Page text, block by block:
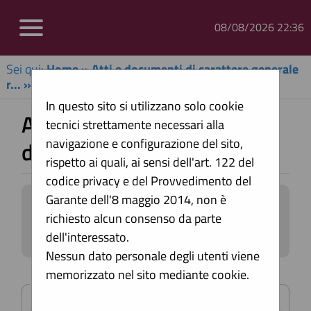
08/08/2026 22:36
Sei qui:Home»Atti e documenti di carattere generale
r... »
In questo sito si utilizzano solo cookie
tecnici strettamente necessari alla
navigazione e configurazione del sito,
rispetto ai quali, ai sensi dell'art. 122 del
codice privacy e del Provvedimento del
Garante dell'8 maggio 2014, non è
richiesto alcun consenso da parte
dell'interessato.
Nessun dato personale degli utenti viene
memorizzato nel sito mediante cookie.
Avvisi, comunicazioni e atti
di carattere generale
All'interno di questa sezione è possibile
consultare avvisi, atti e documenti di
carattere generale riferiti a tutte le
procedure, quali ad esempio la
documentazione sull'uso di procedure
automatizzate nel ciclo di vita dei
Criteri di ricerca